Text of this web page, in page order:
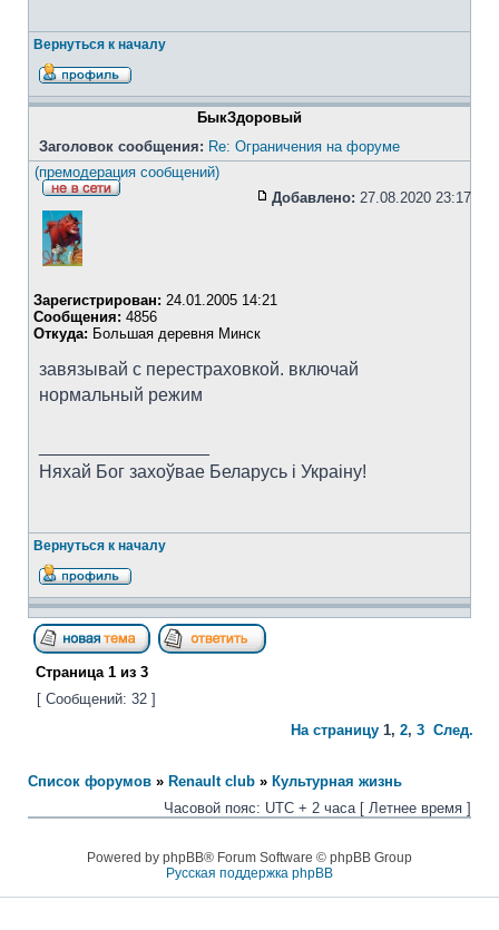
Вернуться к началу
БыкЗдоровый
Заголовок сообщения: Re: Ограничения на форуме
(премодерация сообщений)
Добавлено: 27.08.2020 23:17
Зарегистрирован: 24.01.2005 14:21
Сообщения: 4856
Откуда: Большая деревня Минск
завязывай с перестраховкой. включай
нормальный режим
Няхай Бог захоўвае Беларусь i Украiну!
Вернуться к началу
Страница 1 из 3
[ Сообщений: 32 ]
На страницу 1, 2, 3 След.
Список форумов » Renault club » Культурная жизнь
Часовой пояс: UTC + 2 часа [ Летнее время ]
Powered by phpBB® Forum Software © phpBB Group
Русская поддержка phpBB